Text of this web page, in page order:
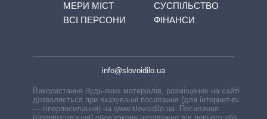
МЕРИ МІСТ
ВСІ ПЕРСОНИ
СУСПІЛЬСТВО
ФІНАНСИ
info@slovoidilo.ua
Використання будь-яких матеріалів, розміщених на сайті,
дозволяється при вказуванні посилання (для інтернет-видань
— гіперпосилання) на www.slovoidilo.ua. Посилання